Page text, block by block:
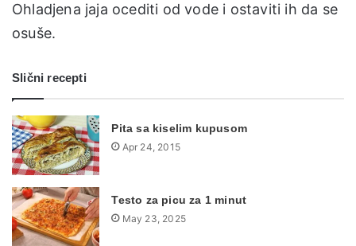
Ohladjena jaja ocediti od vode i ostaviti ih da se
osuše.
Slični recepti
Pita sa kiselim kupusom
Apr 24, 2015
Testo za picu za 1 minut
May 23, 2025